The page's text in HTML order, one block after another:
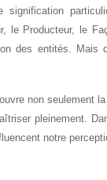
le Producteur, le
des entités.
non seulement
pleinement.
notre